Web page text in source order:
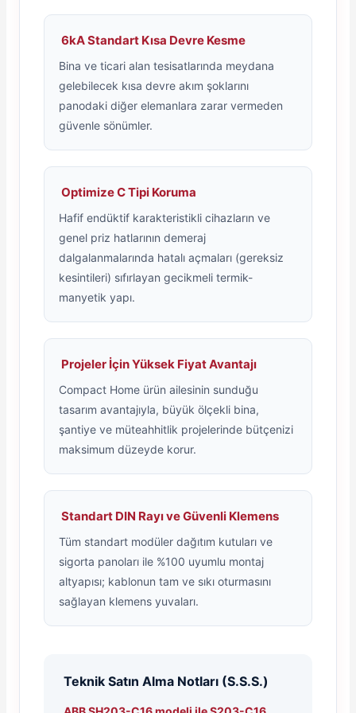
6kA Standart Kısa Devre Kesme
Bina ve ticari alan tesisatlarında meydana
gelebilecek kısa devre akım şoklarını
panodaki diğer elemanlara zarar vermeden
güvenle sönümler.
Optimize C Tipi Koruma
Hafif endüktif karakteristikli cihazların ve
genel priz hatlarının demeraj
dalgalanmalarında hatalı açmaları (gereksiz
kesintileri) sıfırlayan gecikmeli termik-
manyetik yapı.
Projeler İçin Yüksek Fiyat Avantajı
Compact Home ürün ailesinin sunduğu
tasarım avantajıyla, büyük ölçekli bina,
şantiye ve müteahhitlik projelerinde bütçenizi
maksimum düzeyde korur.
Standart DIN Rayı ve Güvenli Klemens
Tüm standart modüler dağıtım kutuları ve
sigorta panoları ile %100 uyumlu montaj
altyapısı; kablonun tam ve sıkı oturmasını
sağlayan klemens yuvaları.
Teknik Satın Alma Notları (S.S.S.)